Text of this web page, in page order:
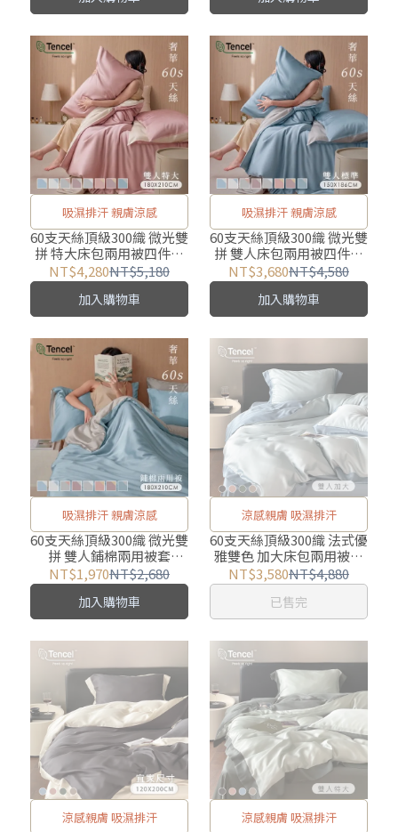
吸濕排汗 親膚涼感
60支天絲頂級300織 微光雙
拼 特大床包兩用被四件組
【180X210cm】 涼爽親膚
NT$4,280NT$5,180
加入購物車
吸濕排汗 親膚涼感
60支天絲頂級300織 微光雙
拼 雙人床包兩用被四件組
【150X186cm】 涼爽親膚
NT$3,680NT$4,580
加入購物車
吸濕排汗 親膚涼感
60支天絲頂級300織 微光雙
拼 雙人鋪棉兩用被套
【180X210cm】 涼爽親膚
NT$1,970NT$2,680
加入購物車
涼感親膚 吸濕排汗
60支天絲頂級300織 法式優
雅雙色 加大床包兩用被四
件組【任選】
NT$3,580NT$4,880
已售完
涼感親膚 吸濕排汗 涼感親膚 吸濕排汗